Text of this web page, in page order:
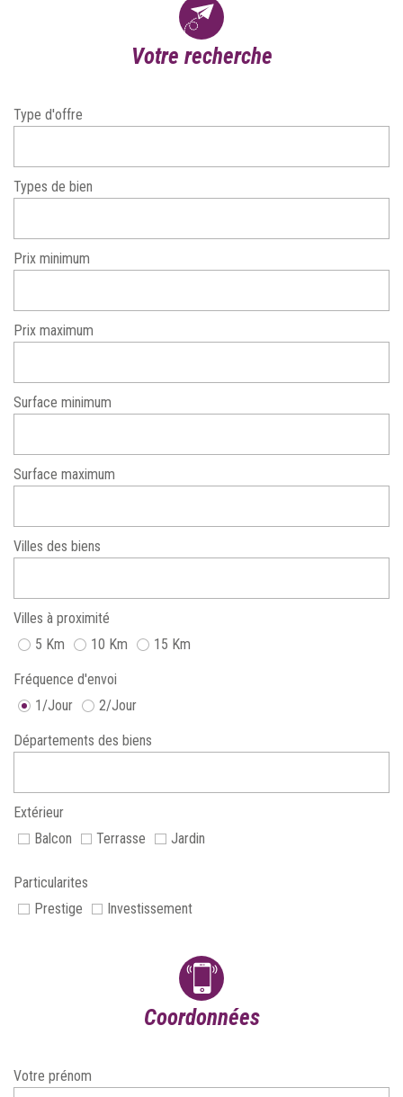
votre recherche
Type d'offre
Types de bien
Prix minimum
Prix maximum
Surface minimum
Surface maximum
Villes des biens
Villes à proximité
5 Km
10 Km 15 Km
Fréquence d'envoi
1/Jour
2/Jour
Départements des biens
Extérieur
Balcon
Terrasse Jardin
Particularites
Prestige
Investissement
coordonnées
Votre prénom